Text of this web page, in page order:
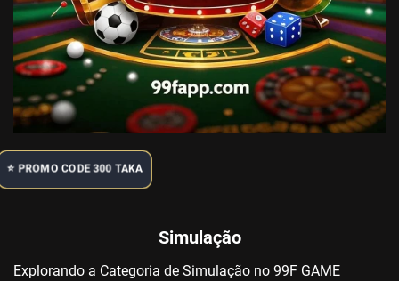
⭐️ PROMO CODE 300 TAKA
Simulação
Explorando a Categoria de Simulação no 99F GAME